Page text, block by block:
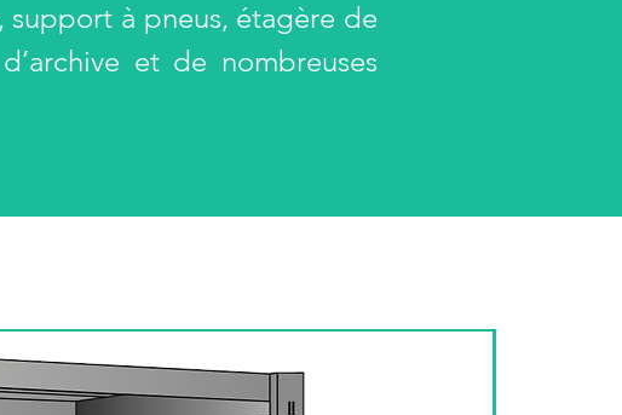
support à pneus, étagère de
et de nombreuses